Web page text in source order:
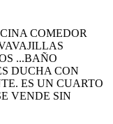
COMEDOR
...BAÑO
DUCHA CON
ES UN CUARTO
VENDE SIN